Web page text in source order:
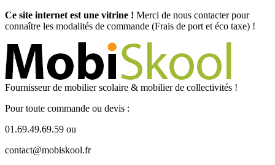
Ce site internet est une vitrine ! Merci de nous contacter pour
connaître les modalités de commande (Frais de port et éco taxe) !
Fournisseur de mobilier scolaire & mobilier de collectivités !
Pour toute commande ou devis :
01.69.49.69.59 ou
contact@mobiskool.fr